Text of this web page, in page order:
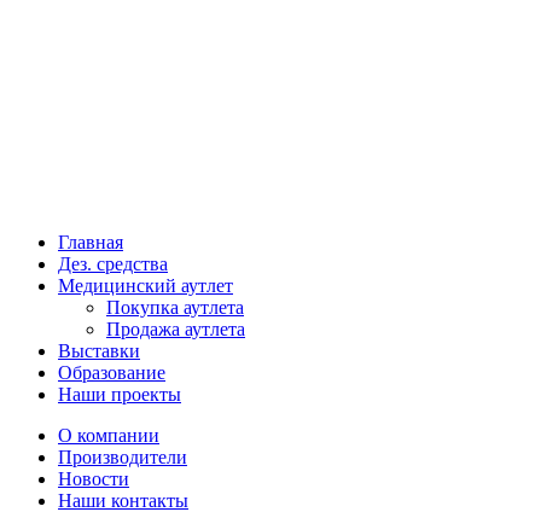
Главная
Дез. средства
Медицинский аутлет
Покупка аутлета
Продажа аутлета
Выставки
Образование
Наши проекты
О компании
Производители
Новости
Наши контакты